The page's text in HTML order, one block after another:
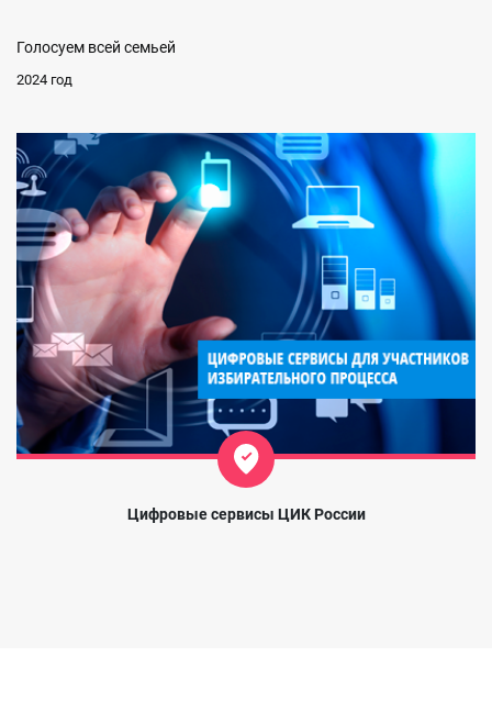
Голосуем всей семьей
2024 год
Цифровые сервисы ЦИК России